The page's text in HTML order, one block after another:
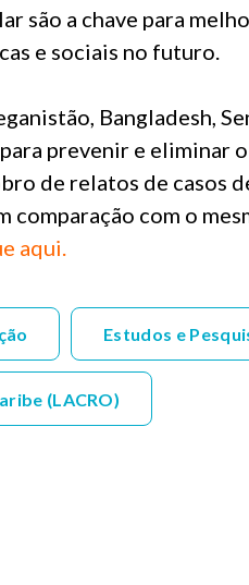
são a chave para
e sociais no futuro.
Bangladesh,
prevenir e eliminar o
de relatos de casos
com o
aqui.
Estudos e
(LACRO)